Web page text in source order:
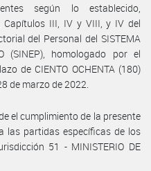
según lo establecido,
Capítulos III, IV y VIII, y IV del
del Personal del SISTEMA
(SINEP), homologado por el
de CIENTO OCHENTA (180)
de marzo de 2022.
el cumplimiento de la presente
las partidas específicas de los
51 - MINISTERIO DE